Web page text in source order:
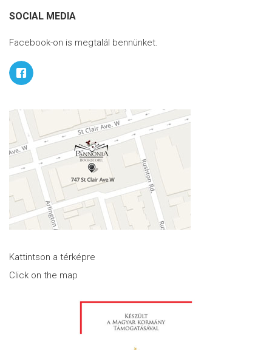
SOCIAL MEDIA
Facebook-on is megtalál bennünket.
Kattintson a térképre
Click on the map